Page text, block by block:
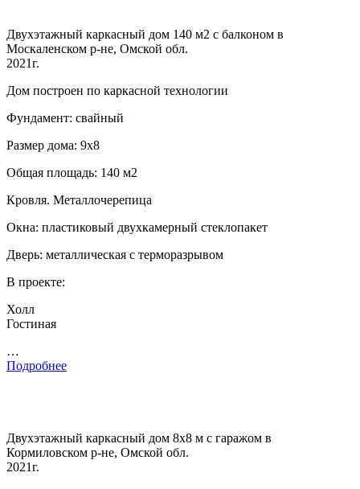
Двухэтажный каркасный дом 140 м2 с балконом в
Москаленском р-не, Омской обл.
2021г.
Дом построен по каркасной технологии
Фундамент: свайный
Размер дома: 9х8
Общая площадь: 140 м2
Кровля. Металлочерепица
Окна: пластиковый двухкамерный стеклопакет
Дверь: металлическая с терморазрывом
В проекте:
Холл
Гостиная
…
Подробнее
Двухэтажный каркасный дом 8х8 м с гаражом в
Кормиловском р-не, Омской обл.
2021г.